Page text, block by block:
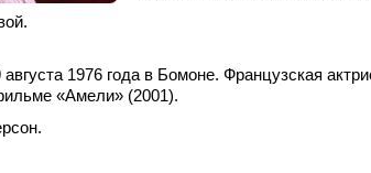
1976 года в Бомоне. Французская
«Амели» (2001).